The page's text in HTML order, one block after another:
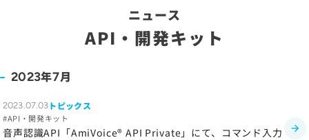
お問い合わせ
ニュース
API・開発キット
2023年7月
2023.07.03 トピックス
API・開発キット
音声認識API「AmiVoice® API Private」にて、コマンド入力